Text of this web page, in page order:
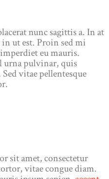
nunc sagittis a. In at
ut est. Proin sed mi
eu mauris.
urna pulvinar, quis
vitae pellentesque
sit amet, consectetur
vitae congue diam.